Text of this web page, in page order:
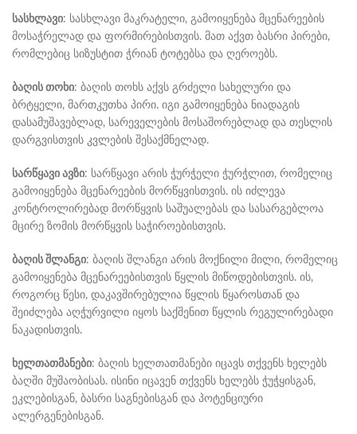
სასხლავი: სასხლავი მაკრატელი, გამოიყენება მცენარეების
მოსაჭრელად და ფორმირებისთვის. მათ აქვთ ბასრი პირები,
რომლებიც სიზუსტით ჭრიან ტოტებსა და ღეროებს.
ბაღის თოხი: ბაღის თოხს აქვს გრძელი სახელური და
ბრტყელი, მართკუთხა პირი. იგი გამოიყენება ნიადაგის
დასამუშავებლად, სარეველების მოსაშორებლად და თესლის
დარგვისთვის კვლების შესაქმნელად.
სარწყავი ავზი: სარწყავი არის ჭურჭელი ჭურჭლით, რომელიც
გამოიყენება მცენარეების მორწყვისთვის. ის იძლევა
კონტროლირებად მორწყვის საშუალებას და სასარგებლოა
მცირე ზომის მორწყვის საჭიროებისთვის.
ბაღის შლანგი: ბაღის შლანგი არის მოქნილი მილი, რომელიც
გამოიყენება მცენარეებისთვის წყლის მიწოდებისთვის. ის,
როგორც წესი, დაკავშირებულია წყლის წყაროსთან და
შეიძლება აღჭურვილი იყოს საქშენით წყლის რეგულირებადი
ნაკადისთვის.
ხელთათმანები: ბაღის ხელთათმანები იცავს თქვენს ხელებს
ბაღში მუშაობისას. ისინი იცავენ თქვენს ხელებს ჭუჭყისგან,
ეკლებისგან, ბასრი საგნებისგან და პოტენციური
ალერგენებისგან.